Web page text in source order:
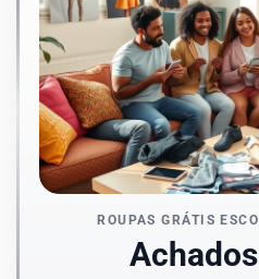
ROUPAS GRÁTIS